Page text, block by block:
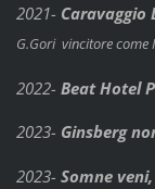
2021- Caravaggio
G.Gori vincitore come
2022- Beat Hotel
2023- Ginsberg
2023- Somne